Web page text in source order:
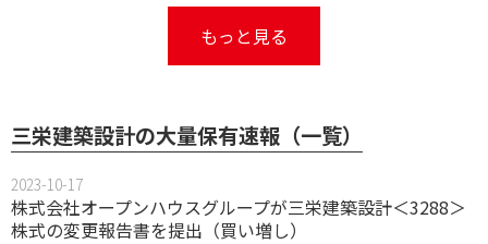
もっと見る
三栄建築設計の大量保有速報（一覧）
2023-10-17
株式会社オープンハウスグループが三栄建築設計＜3288＞
株式の変更報告書を提出（買い増し）